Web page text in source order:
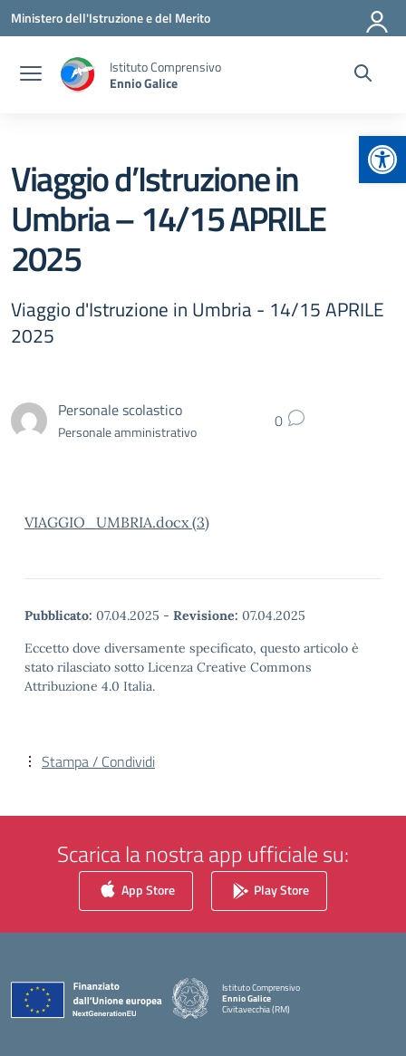
Vai ai contenuti
Vai al menu di navigazione
Vai al footer
Ministero dell'Istruzione e del Merito
Istituto Comprensivo
Ennio Galice
Viaggio d’Istruzione in
Umbria – 14/15 APRILE
2025
Viaggio d'Istruzione in Umbria - 14/15 APRILE
2025
Personale scolastico
Personale amministrativo 0
VIAGGIO_UMBRIA.docx (3)
Pubblicato: 07.04.2025 - Revisione: 07.04.2025
Eccetto dove diversamente specificato, questo articolo è
stato rilasciato sotto Licenza Creative Commons
Attribuzione 4.0 Italia.
Stampa / Condividi
Scarica la nostra app ufficiale su:
App Store Play Store
Istituto Comprensivo
Ennio Galice
Civitavecchia (RM)